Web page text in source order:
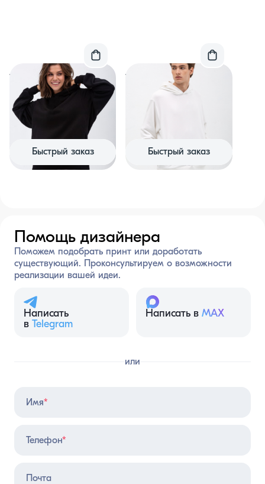
Толстовка черная
«Проект 11:30» петля 470
гр
Хлопок 100%
4 900 ₽
Быстрый заказ
Толстовка белая
«Проект 11:30» петля 470
4 900 ₽
Быстрый заказ
Помощь дизайнера
Поможем подобрать принт или доработать
существующий. Проконсультируем о возможности
реализации вашей идеи.
Написать
в Telegram
Написать в MAX
или
Имя*
Телефон*
Почта